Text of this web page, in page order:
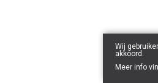
Wij
akkoord.
Meer info